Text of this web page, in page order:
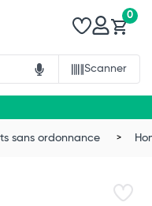
Scanner
0
sans ordonnance